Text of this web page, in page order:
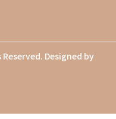
Designed by